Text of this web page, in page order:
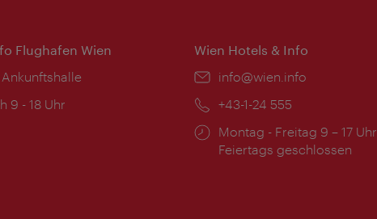
Flughafen Wien
9 - 18 Uhr
Wien Hotels & Info
Email:
info@wien.info
Telefon:
+43-1-24 555
Öffnungszeiten:
Montag - Freitag 9 – 17 Uhr
Feiertags geschlossen